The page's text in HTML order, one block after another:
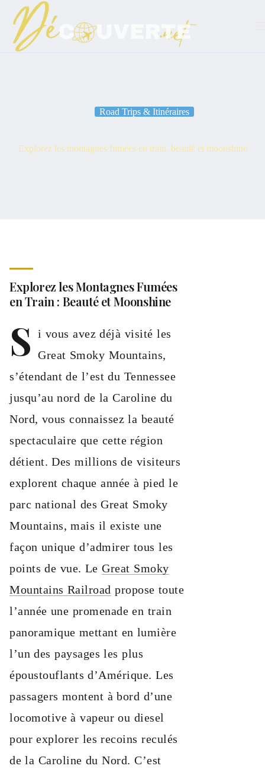
contenu
Road Trips & Itinéraires
Explorez les montagnes fumées en train, beauté et moonshine
Explorez les Montagnes Fumées
en Train : Beauté et Moonshine
S i vous avez déjà visité les
Great Smoky Mountains,
s’étendant de l’est du Tennessee
jusqu’au nord de la Caroline du
Nord, vous connaissez la beauté
spectaculaire que cette région
détient. Des millions de visiteurs
explorent chaque année à pied le
parc national des Great Smoky
Mountains, mais il existe une
façon unique d’admirer tous les
points de vue. LeGreat Smoky
Mountains Railroad propose toute
l’année une promenade en train
panoramique mettant en lumière
l’un des paysages les plus
époustouflants d’Amérique. Les
passagers montent à bord d’une
locomotive à vapeur ou diesel
pour explorer les recoins reculés
de la Caroline du Nord. C’est